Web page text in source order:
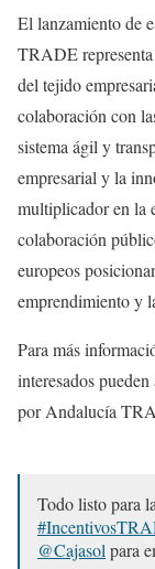
El lanzamiento de
TRADE
del tejido
colaboración con
sistema ágil y
empresarial y la
multiplicador en la
colaboración
europeos
emprendimiento y
Para más
interesados
por Andalucía
Todo listo para
@Cajasol para